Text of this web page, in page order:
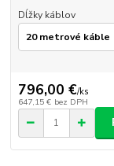
Dĺžky káblov
796,00 €/ks
647,15 € bez DPH